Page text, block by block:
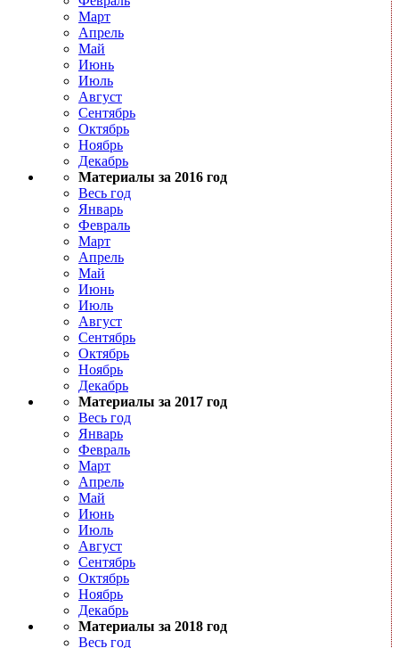
Март
Апрель
Май
Июнь
Июль
Август
Сентябрь
Октябрь
Ноябрь
Декабрь
Материалы за 2016 год
Весь год
Январь
Февраль
Март
Апрель
Май
Июнь
Июль
Август
Сентябрь
Октябрь
Ноябрь
Декабрь
Материалы за 2017 год
Весь год
Январь
Февраль
Март
Апрель
Май
Июнь
Июль
Август
Сентябрь
Октябрь
Ноябрь
Декабрь
Материалы за 2018 год
Весь год